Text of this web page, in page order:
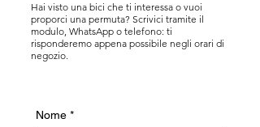
Hai visto una bici che ti interessa o vuoi
proporci una permuta? Scrivici tramite il
modulo, WhatsApp o telefono: ti
risponderemo appena possibile negli orari di
negozio.
Nome *